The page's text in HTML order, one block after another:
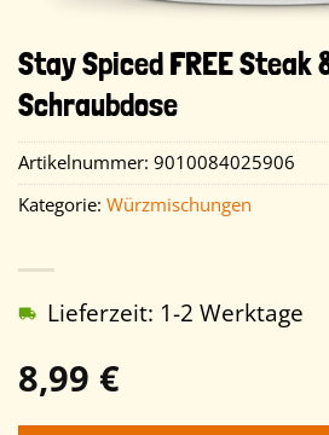
Stay Spiced FREE Steak
Schraubdose
8,99 €
Lieferzeit: 1-2 Werktage
Artikelnummer: 9010084025906
Kategorie: Würzmischungen